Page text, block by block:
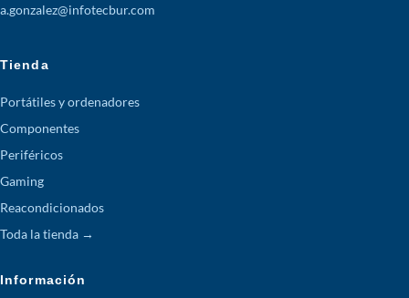
a.gonzalez@infotecbur.com
Tienda
Portátiles y ordenadores
Componentes
Periféricos
Gaming
Reacondicionados
Toda la tienda →
Información